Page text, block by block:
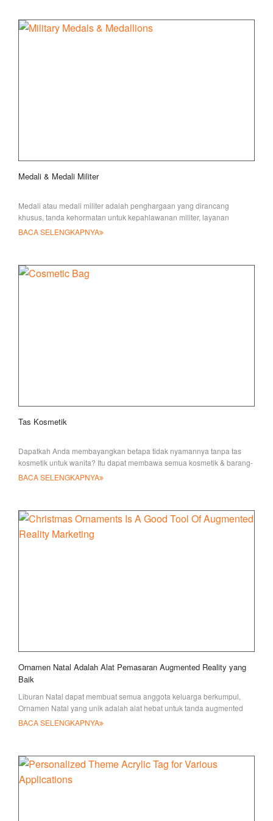
Medali & Medali Militer
Medali atau medali militer adalah penghargaan yang dirancang
khusus, tanda kehormatan untuk kepahlawanan militer, layanan
berjasa atau luar biasa
BACA SELENGKAPNYA
Tas Kosmetik
Dapatkah Anda membayangkan betapa tidak nyamannya tanpa tas
kosmetik untuk wanita? Itu dapat membawa semua kosmetik & barang-
barang kecil Anda, yang sangat h
BACA SELENGKAPNYA
Ornamen Natal Adalah Alat Pemasaran Augmented Reality yang
Baik
Liburan Natal dapat membuat semua anggota keluarga berkumpul,
Ornamen Natal yang unik adalah alat hebat untuk tanda augmented
reality
BACA SELENGKAPNYA